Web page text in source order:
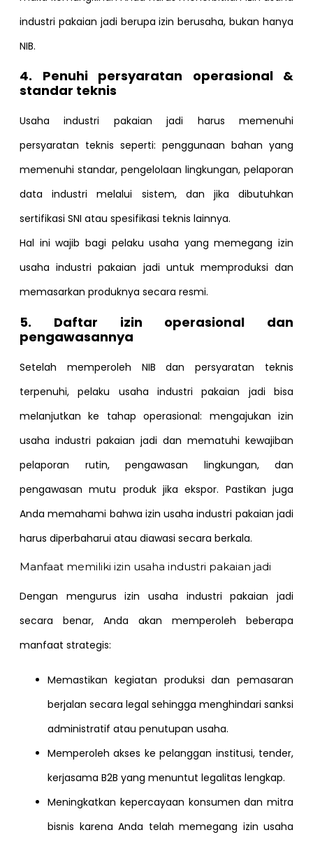
industri pakaian jadi berupa izin berusaha, bukan hanya
NIB.
4. Penuhi persyaratan operasional &
standar teknis
Usaha industri pakaian jadi harus memenuhi
persyaratan teknis seperti: penggunaan bahan yang
memenuhi standar, pengelolaan lingkungan, pelaporan
data industri melalui sistem, dan jika dibutuhkan
sertifikasi SNI atau spesifikasi teknis lainnya.
Hal ini wajib bagi pelaku usaha yang memegang izin
usaha industri pakaian jadi untuk memproduksi dan
memasarkan produknya secara resmi.
5. Daftar izin operasional dan
pengawasannya
Setelah memperoleh NIB dan persyaratan teknis
terpenuhi, pelaku usaha industri pakaian jadi bisa
melanjutkan ke tahap operasional: mengajukan izin
usaha industri pakaian jadi dan mematuhi kewajiban
pelaporan rutin, pengawasan lingkungan, dan
pengawasan mutu produk jika ekspor. Pastikan juga
Anda memahami bahwa izin usaha industri pakaian jadi
harus diperbaharui atau diawasi secara berkala.
Manfaat memiliki izin usaha industri pakaian jadi
Dengan mengurus izin usaha industri pakaian jadi
secara benar, Anda akan memperoleh beberapa
manfaat strategis:
Memastikan kegiatan produksi dan pemasaran
berjalan secara legal sehingga menghindari sanksi
administratif atau penutupan usaha.
Memperoleh akses ke pelanggan institusi, tender,
kerjasama B2B yang menuntut legalitas lengkap.
Meningkatkan kepercayaan konsumen dan mitra
bisnis karena Anda telah memegang izin usaha